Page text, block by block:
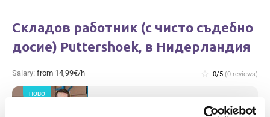
Складов работник (с чисто съдебно
досие) Puttershoek, в Нидерландия
Salary: from 14,99€/h star_border 0/5 (0 reviews)
досие) Puttershoek, в Нидерландия
НОВО